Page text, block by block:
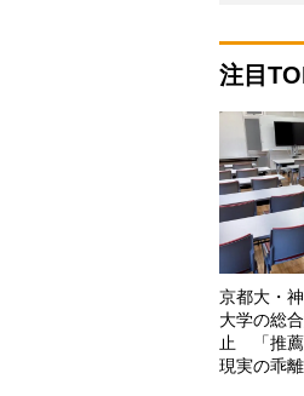
注目
京都大・
大学の総
止 「推薦
現実の乖